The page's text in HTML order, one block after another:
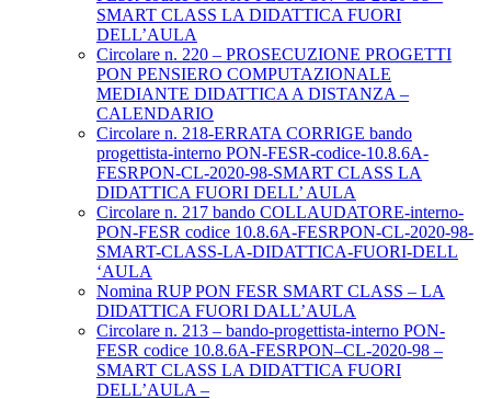
SMART CLASS LA DIDATTICA FUORI
DELL’AULA
Circolare n. 220 – PROSECUZIONE PROGETTI
PON PENSIERO COMPUTAZIONALE
MEDIANTE DIDATTICA A DISTANZA –
CALENDARIO
Circolare n. 218-ERRATA CORRIGE bando
progettista-interno PON-FESR-codice-10.8.6A-
FESRPON-CL-2020-98-SMART CLASS LA
DIDATTICA FUORI DELL’ AULA
Circolare n. 217 bando COLLAUDATORE-interno-
PON-FESR codice 10.8.6A-FESRPON-CL-2020-98-
SMART-CLASS-LA-DIDATTICA-FUORI-DELL
‘AULA
Nomina RUP PON FESR SMART CLASS – LA
DIDATTICA FUORI DALL’AULA
Circolare n. 213 – bando-progettista-interno PON-
FESR codice 10.8.6A-FESRPON–CL-2020-98 –
SMART CLASS LA DIDATTICA FUORI
DELL’AULA –